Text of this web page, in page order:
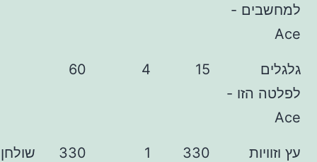
-
-
15
4
60
330
1
330
שולחן בעיצוב